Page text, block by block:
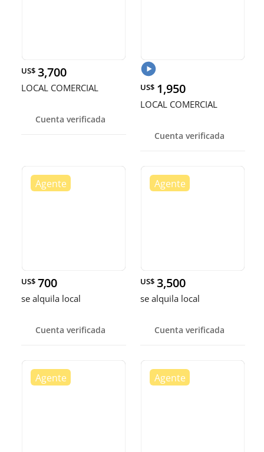
US$ 3,700
LOCAL COMERCIAL
Cuenta verificada
US$ 1,950
LOCAL COMERCIAL
Cuenta verificada
US$ 700
se alquila local
Cuenta verificada
US$ 3,500
se alquila local
Cuenta verificada